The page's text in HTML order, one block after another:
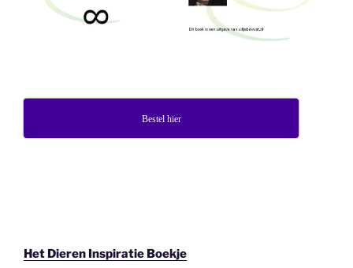
Bestel hier
Het Dieren Inspiratie Boekje